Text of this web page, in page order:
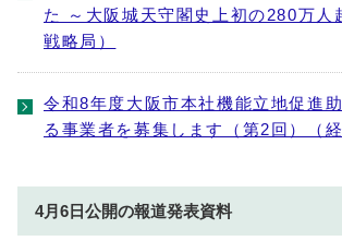
た ～大阪城天守閣史上初の280万人
戦略局）
令和8年度大阪市本社機能立地促進
る事業者を募集します（第2回）（経
4月6日公開の報道発表資料